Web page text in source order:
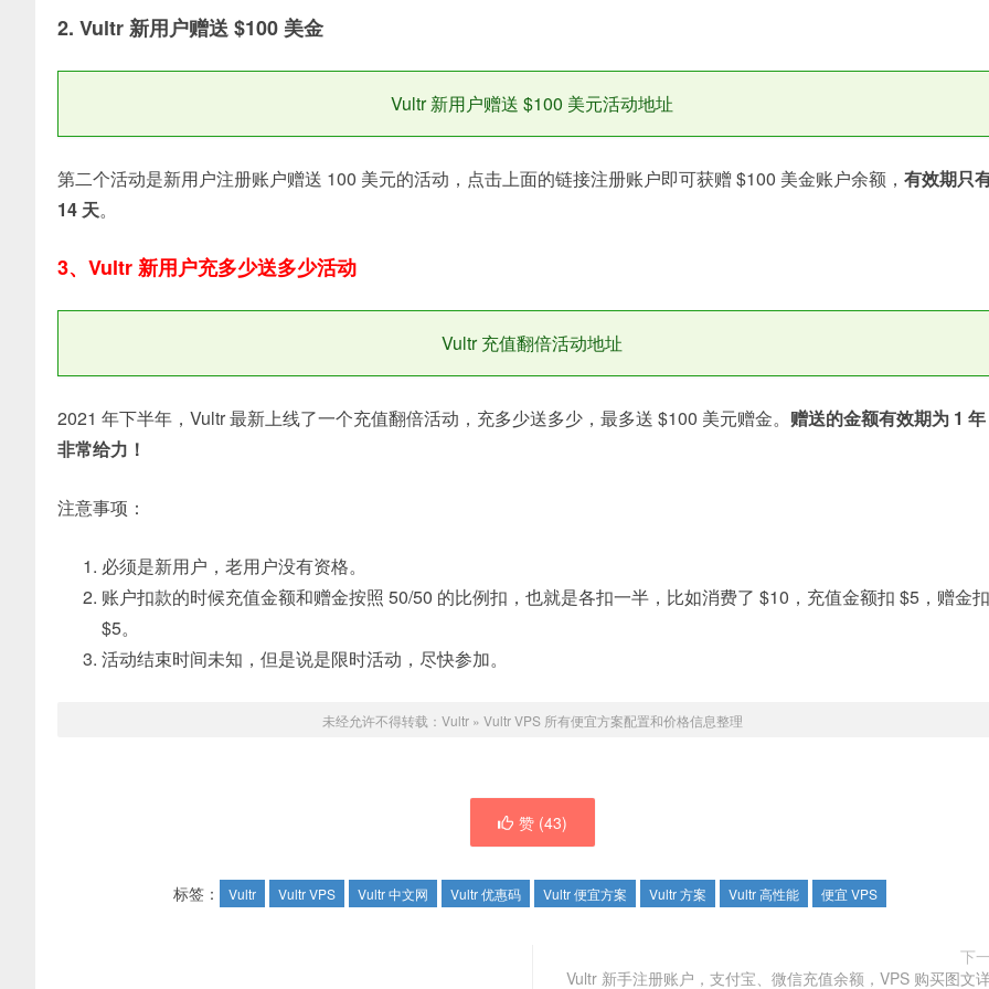
2. Vultr 新用户赠送 $100 美金
Vultr 新用户赠送 $100 美元活动地址
第二个活动是新用户注册账户赠送 100 美元的活动，点击上面的链接注册账户即可获赠 $100 美金账户余额， 有效期只
14 天。
3、Vultr 新用户充多少送多少活动
Vultr 充值翻倍活动地址
2021 年下半年，Vultr 最新上线了一个充值翻倍活动，充多少送多少，最多送 $100 美元赠金。 赠送的金额有效期为 1
非常给力！
注意事项：
必须是新用户，老用户没有资格。
账户扣款的时候充值金额和赠金按照 50/50 的比例扣，也就是各扣一半，比如消费了 $10，充值金额扣 $5，赠金扣
$5。
活动结束时间未知，但是说是限时活动，尽快参加。
未经允许不得转载： Vultr» Vultr VPS 所有便宜方案配置和价格信息整理
赞 (43)
标签： Vultr Vultr VPS Vultr 中文网 Vultr 优惠码 Vultr 便宜方案 Vultr 方案 Vultr 高性能 便宜 VPS
下
Vultr 新手注册账户，支付宝、微信充值余额，VPS 购买图文